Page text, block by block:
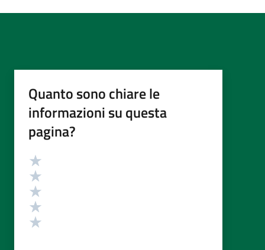
Quanto sono chiare le
informazioni su questa
pagina?
Valutazione